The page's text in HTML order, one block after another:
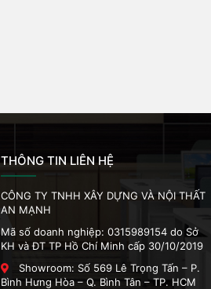
THÔNG TIN LIÊN HỆ
CÔNG TY TNHH XÂY DỰNG VÀ NỘI THẤT
AN MẠNH
Mã số doanh nghiệp: 0315989154 do Sở
KH và ĐT TP Hồ Chí Minh cấp 30/10/2019
Showroom: Số 569 Lê Trọng Tấn – P.
Bình Hưng Hòa – Q. Bình Tân – TP. HCM